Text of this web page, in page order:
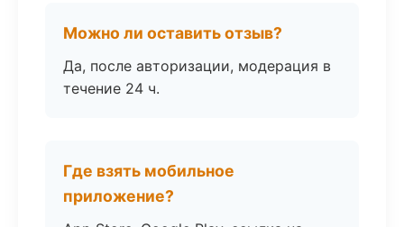
Можно ли оставить отзыв?
Да, после авторизации, модерация в
течение 24 ч.
Где взять мобильное
приложение?